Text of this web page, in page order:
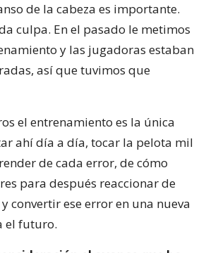
de la cabeza es importante.
culpa. En el pasado le metimos
y las jugadoras estaban
así que tuvimos que
el entrenamiento es la única
ahí día a día, tocar la pelota mil
de cada error, de cómo
para después reaccionar de
convertir ese error en una nueva
el futuro.